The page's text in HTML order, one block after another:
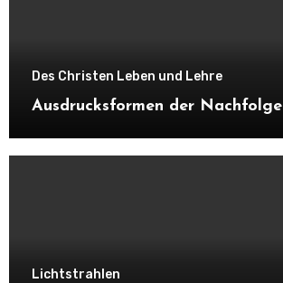
Des Christen Leben und Lehre
Ausdrucksformen der Nachfolge
Lichtstrahlen